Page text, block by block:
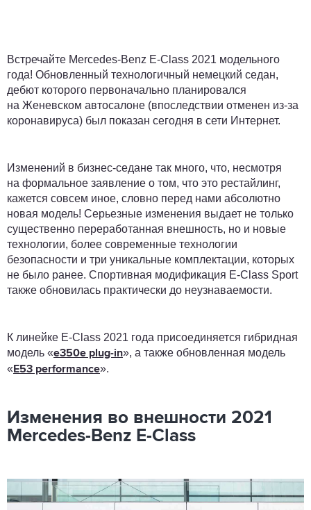
Встречайте Mercedes-Benz E-Class 2021 модельного
года! Обновленный технологичный немецкий седан,
дебют которого первоначально планировался
на Женевском автосалоне (впоследствии отменен из-за
коронавируса) был показан сегодня в сети Интернет.
Изменений в бизнес-седане так много, что, несмотря
на формальное заявление о том, что это рестайлинг,
кажется совсем иное, словно перед нами абсолютно
новая модель! Серьезные изменения выдает не только
существенно переработанная внешность, но и новые
технологии, более современные технологии
безопасности и три уникальные комплектации, которых
не было ранее. Спортивная модификация E-Class Sport
также обновилась практически до неузнаваемости.
К линейке E-Class 2021 года присоединяется гибридная
модель «e350e plug-in», а также обновленная модель
« E53 performance».
Изменения во внешности 2021
Mercedes-Benz E-Class